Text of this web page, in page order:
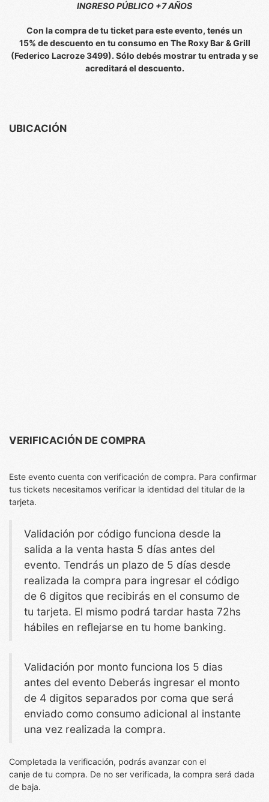
INGRESO PÚBLICO +7 AÑOS
Con la compra de tu ticket para este evento, tenés un
15% de descuento en tu consumo en The Roxy Bar & Grill
(Federico Lacroze 3499). Sólo debés mostrar tu entrada y se
acreditará el descuento.
UBICACIÓN
VERIFICACIÓN DE COMPRA
Este evento cuenta con verificación de compra. Para confirmar
tus tickets necesitamos verificar la identidad del titular de la
tarjeta.
Validación por código funciona desde la
salida a la venta hasta 5 días antes del
evento. Tendrás un plazo de 5 días desde
realizada la compra para ingresar el código
de 6 digitos que recibirás en el consumo de
tu tarjeta. El mismo podrá tardar hasta 72hs
hábiles en reflejarse en tu home banking.
Validación por monto funciona los 5 dias
antes del evento Deberás ingresar el monto
de 4 digitos separados por coma que será
enviado como consumo adicional al instante
una vez realizada la compra.
Completada la verificación, podrás avanzar con el
canje de tu compra. De no ser verificada, la compra será dada
de baja.